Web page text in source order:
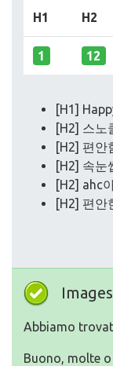
H1 H2
1 12
[H1]
[H2] 스노
[H2] 편안
[H2] 속눈
[H2] ahc
[H2] 편안
Images
Abbiamo
Buono, molte